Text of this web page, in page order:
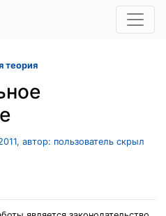
теория
автор: пользователь скрыл